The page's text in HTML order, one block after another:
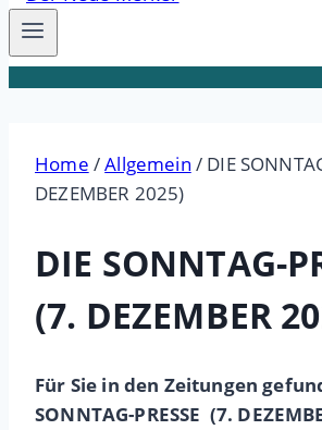
Home /Allgemein / DIE
DEZEMBER 2025)
DIE SONNTAG-
(7. DEZEMBER
Für Sie in den Zeitungen
SONNTAG-PRESSE (7.